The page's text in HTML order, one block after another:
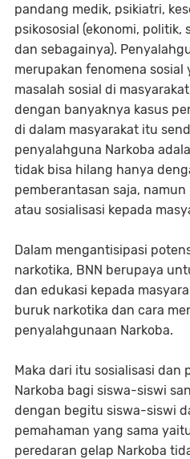
pandang medik, psikiatri,
psikososial (ekonomi,
dan sebagainya).
merupakan fenomena
masalah sosial di
dengan banyaknya kasus
di dalam masyarakat itu
penyalahguna Narkoba
tidak bisa hilang hanya
pemberantasan saja,
atau sosialisasi kepada
Dalam mengantisipasi
narkotika, BNN berupaya
dan edukasi kepada
buruk narkotika dan cara
penyalahgunaan Narkoba.
Maka dari itu sosialisasi dan
Narkoba bagi siswa-siswi
dengan begitu siswa-siswi
pemahaman yang sama
peredaran gelap Narkoba